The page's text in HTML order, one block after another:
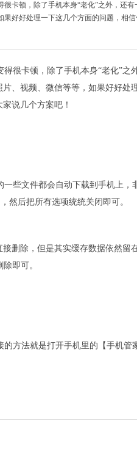
很卡顿，除了手机本身“老化”之外，还
好好处理一下这几个方面的问题，相
很卡顿，除了手机本身“老化”
、视频、微信等等，如果好好处
说几个方案吧！
些文件都会自动下载到手机上
然后把所有选项统统关闭即可。
删除，但是其实缓存数据依然
即可。
方法就是打开手机里的【手机管